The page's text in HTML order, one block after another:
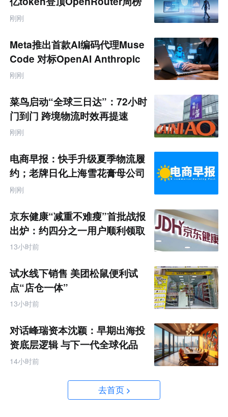
刚刚
Meta推出首款AI编码代理Muse
Code 对标OpenAI Anthropic
刚刚
菜鸟启动“全球三日达”：72小时
门到门 跨境物流时效再提速
刚刚
电商早报：快手升级夏季物流履
约；老牌日化上海雪花膏母公司
破产
刚刚
京东健康“减重不难瘦”首批战报
出炉：约四分之一用户顺利领取
200元挑战金
13小时前
试水线下销售 美团松鼠便利试
点“店仓一体”
13小时前
对话峰瑞资本沈颖：早期出海投
资底层逻辑 与下一代全球化品
牌画像
14小时前
去首页